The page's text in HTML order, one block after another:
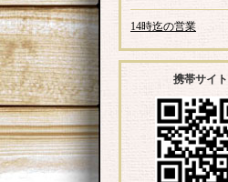
14時迄の営業
携帯サイト